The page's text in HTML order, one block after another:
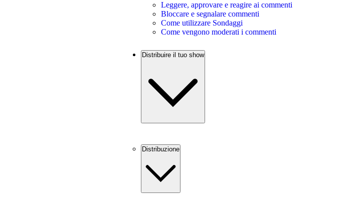
Leggere, approvare e reagire ai commenti
Bloccare e segnalare commenti
Come utilizzare Sondaggi
Come vengono moderati i commenti
Distribuire il tuo show
Distribuzione